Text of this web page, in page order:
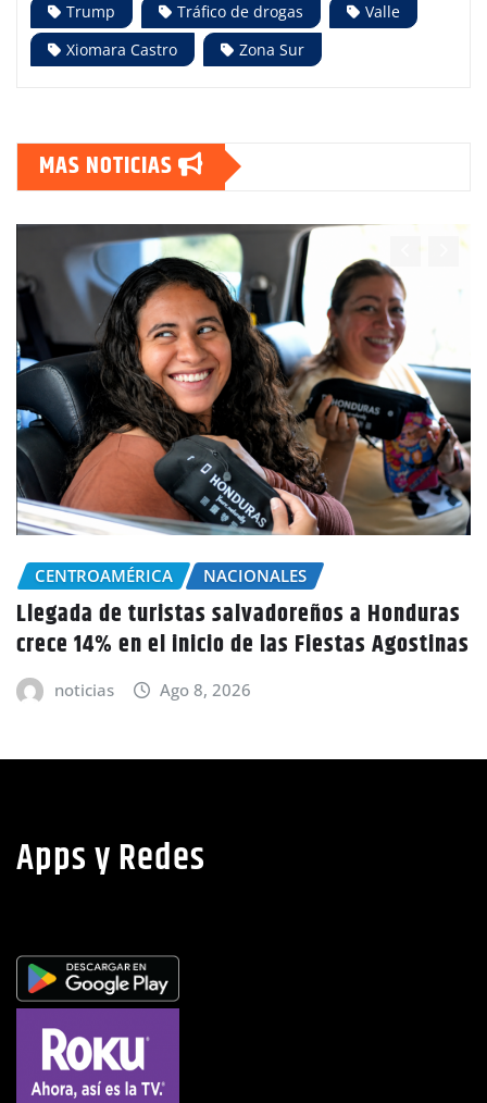
Trump
Tráfico de drogas
Valle
Xiomara Castro
Zona Sur
MAS NOTICIAS
INTERNACIONALES
Fallece Jorge Messi, padre de Lionel Messi, a
los 68 años
noticias Ago 8, 2026
Apps y Redes